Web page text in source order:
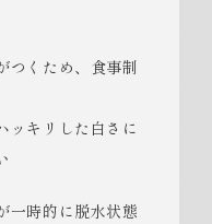
つくため、食事制
ッキリした白さに
一時的に脱水状態